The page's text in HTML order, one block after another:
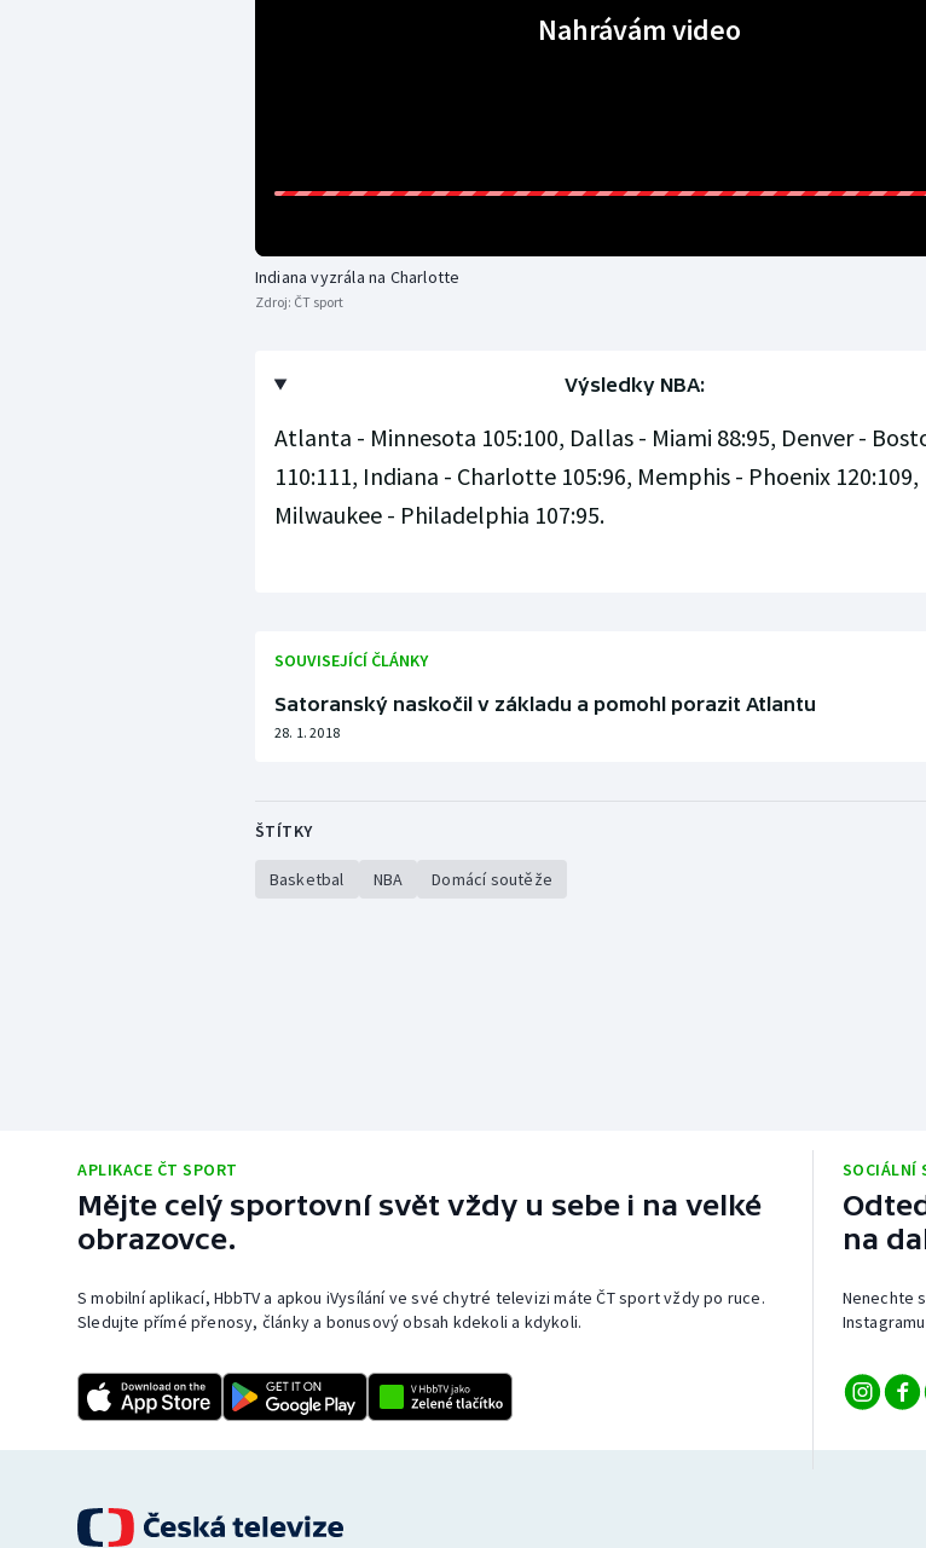
Nahrávám video
Indiana vyzrála na Charlotte
Zdroj: ČT sport
Výsledky NBA:
Atlanta - Minnesota 105:100, Dallas - Miami 88:95, Denver -
110:111, Indiana - Charlotte 105:96, Memphis - Phoenix 120:109,
Milwaukee - Philadelphia 107:95.
SOUVISEJÍCÍ ČLÁNKY
Satoranský naskočil v základu a pomohl porazit Atlantu
28. 1. 2018
ŠTÍTKY
Basketbal NBA Domácí soutěže
APLIKACE ČT SPORT
Mějte celý sportovní svět vždy u sebe i na velké
obrazovce.
S mobilní aplikací, HbbTV a apkou iVysílání ve své chytré televizi máte ČT sport vždy po ruce.
Sledujte přímé přenosy, články a bonusový obsah kdekoli a kdykoli.
SOCIÁLNÍ
na
Nenechte